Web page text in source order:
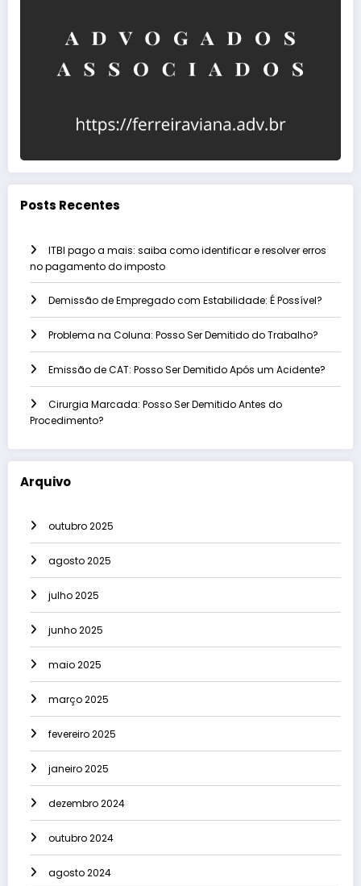
Posts Recentes
ITBI pago a mais: saiba como identificar e resolver erros
no pagamento do imposto
Demissão de Empregado com Estabilidade: É Possível?
Problema na Coluna: Posso Ser Demitido do Trabalho?
Emissão de CAT: Posso Ser Demitido Após um Acidente?
Cirurgia Marcada: Posso Ser Demitido Antes do
Procedimento?
Arquivo
outubro 2025
agosto 2025
julho 2025
junho 2025
maio 2025
março 2025
fevereiro 2025
janeiro 2025
dezembro 2024
outubro 2024
agosto 2024